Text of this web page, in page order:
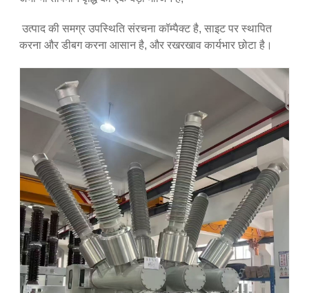
उत्पाद की समग्र उपस्थिति संरचना कॉम्पैक्ट है, साइट पर स्थापित
करना और डीबग करना आसान है, और रखरखाव कार्यभार छोटा है।